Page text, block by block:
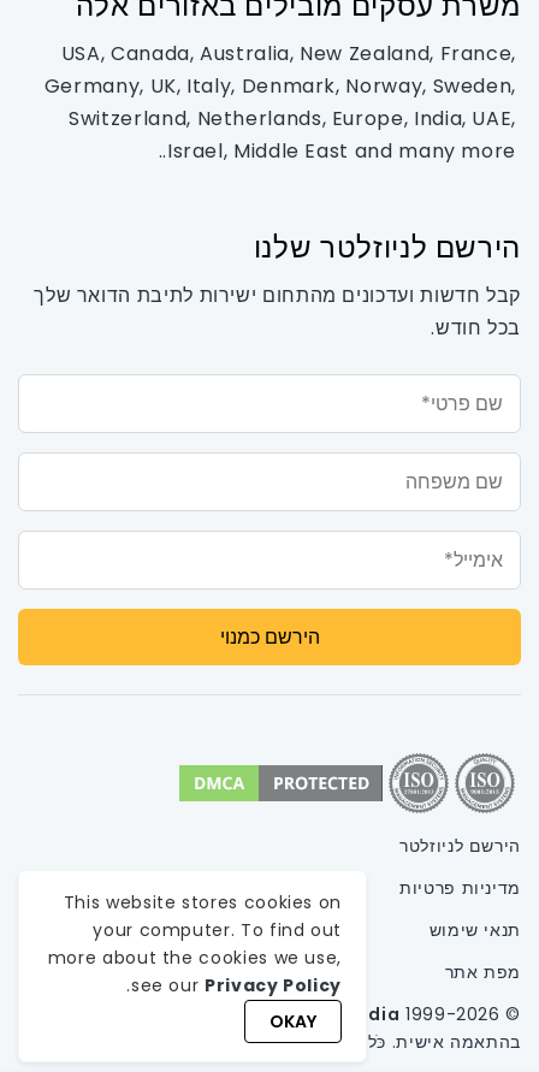
USA, Canada, Australia, New Zealand, France,
Germany, UK, Italy, Denmark, Norway, Sweden,
Switzerland, Netherlands, Europe, India, UAE,
Israel, Middle East and many more..
הירשם לניוזלטר שלנו
קבל חדשות ועדכונים מהתחום ישירות לתיבת הדואר שלך
בכל חודש.
הירשם לניוזלטר
מדיניות פרטיות
תנאי שימוש
מפת אתר
© 1999-
2026
WeblineIndia,
בהתאמה אישית. כֹּל הַזְכוּיוֹת שְׁמוּרוֹת.
This website stores cookies on
your computer. To find out
more about the cookies we use,
see our Privacy Policy
.
OKAY